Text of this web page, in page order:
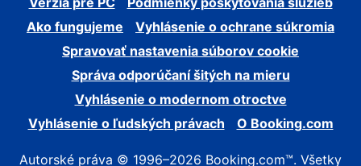
Ako fungujeme
Vyhlásenie o ochrane súkromia
Spravovať nastavenia súborov cookie
Správa odporúčaní šitých na mieru
Vyhlásenie o modernom otroctve
Vyhlásenie o ľudských právach
O Booking.com
Autorské práva © 1996–2026 Booking.com™. Všetky